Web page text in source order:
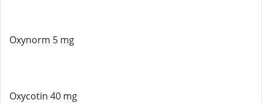
Oxynorm 5 mg
Oxycotin 40 mg